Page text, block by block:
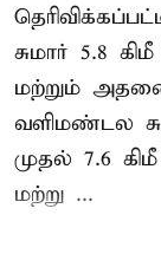
சுமார் 5.8
மற்றும்
வளிமண்டல
முதல் 7.6
மற்று ...